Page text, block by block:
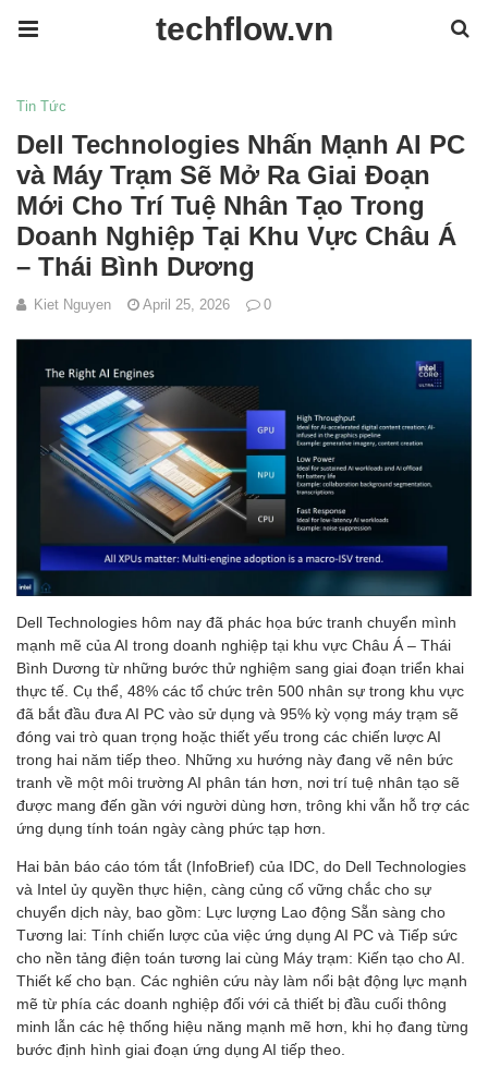
techflow.vn
Tin Tức
Dell Technologies Nhấn Mạnh AI PC
và Máy Trạm Sẽ Mở Ra Giai Đoạn
Mới Cho Trí Tuệ Nhân Tạo Trong
Doanh Nghiệp Tại Khu Vực Châu Á
– Thái Bình Dương
Kiet Nguyen April 25, 2026 0
Dell Technologies hôm nay đã phác họa bức tranh chuyển mình
mạnh mẽ của AI trong doanh nghiệp tại khu vực Châu Á – Thái
Bình Dương từ những bước thử nghiệm sang giai đoạn triển khai
thực tế. Cụ thể, 48% các tổ chức trên 500 nhân sự trong khu vực
đã bắt đầu đưa AI PC vào sử dụng và 95% kỳ vọng máy trạm sẽ
đóng vai trò quan trọng hoặc thiết yếu trong các chiến lược AI
trong hai năm tiếp theo. Những xu hướng này đang vẽ nên bức
tranh về một môi trường AI phân tán hơn, nơi trí tuệ nhân tạo sẽ
được mang đến gần với người dùng hơn, trông khi vẫn hỗ trợ các
ứng dụng tính toán ngày càng phức tạp hơn.
Hai bản báo cáo tóm tắt (InfoBrief) của IDC, do Dell Technologies
và Intel ủy quyền thực hiện, càng củng cố vững chắc cho sự
chuyển dịch này, bao gồm: Lực lượng Lao động Sẵn sàng cho
Tương lai: Tính chiến lược của việc ứng dụng AI PC và Tiếp sức
cho nền tảng điện toán tương lai cùng Máy trạm: Kiến tạo cho AI.
Thiết kế cho bạn. Các nghiên cứu này làm nổi bật động lực mạnh
mẽ từ phía các doanh nghiệp đối với cả thiết bị đầu cuối thông
minh lẫn các hệ thống hiệu năng mạnh mẽ hơn, khi họ đang từng
bước định hình giai đoạn ứng dụng AI tiếp theo.